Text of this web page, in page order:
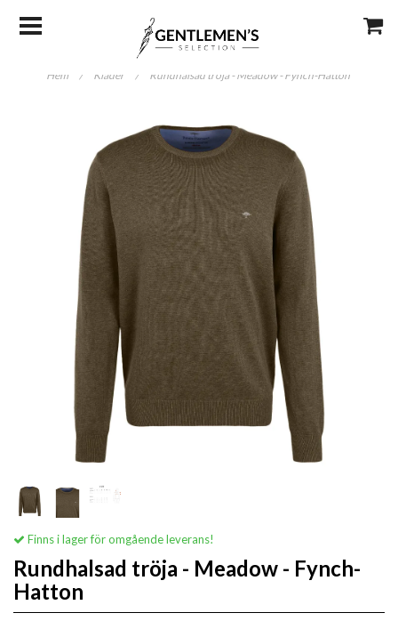
Hem / Kläder / Rundhalsad tröja - Meadow - Fynch-Hatton
Finns i lager för omgående leverans!
Rundhalsad tröja - Meadow - Fynch-
Hatton